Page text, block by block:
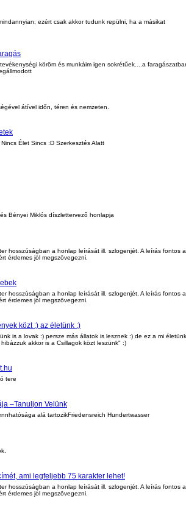
ezért csak akkor tudunk repülni, ha a másikat
köröm és munkáim igen sokrétűek....a
átível időn, téren és nemzeten.
Élet Sincs :D Szerkesztés Alatt
Bényei Miklós díszlettervező honlapja
hosszúságban a honlap leírását ill. szlogenjét. A leírás fontos a
érdemes jól megszövegezni.
hosszúságban a honlap leírását ill. szlogenjét. A leírás fontos a
érdemes jól megszövegezni.
közt :) az életünk :)
is a lovak :) persze más állatok is lesznek :) de ez a mi
akkor is a Csillagok közt leszünk" :)
tere
–Tanuljon Velünk
alá tartozikFriedensreich Hundertwasser
ami legfeljebb 75 karakter lehet!
hosszúságban a honlap leírását ill. szlogenjét. A leírás fontos a
érdemes jól megszövegezni.